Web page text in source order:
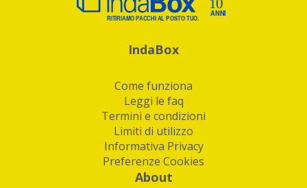
IndaBox
Come funziona
Leggi le faq
Termini e condizioni
Limiti di utilizzo
Informativa Privacy
Preferenze Cookies
About